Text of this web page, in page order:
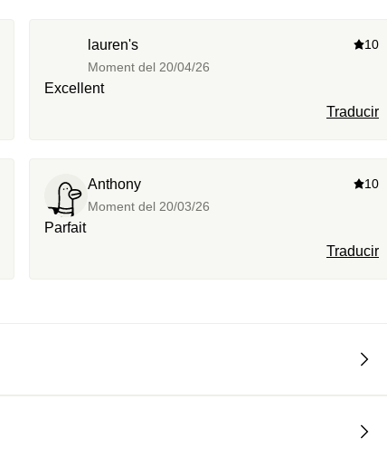
lauren's
Moment del 20/04/26
10
Excellent
Traducir
Anthony
Moment del 20/03/26
10
Parfait
Traducir